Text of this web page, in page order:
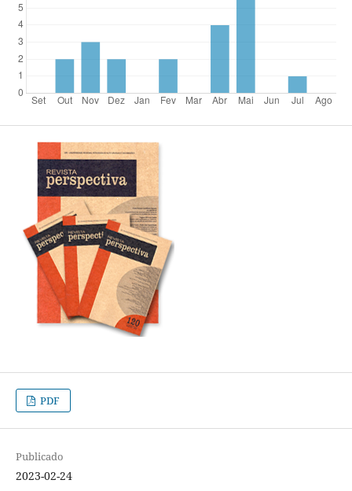
PDF
Publicado
2023-02-24